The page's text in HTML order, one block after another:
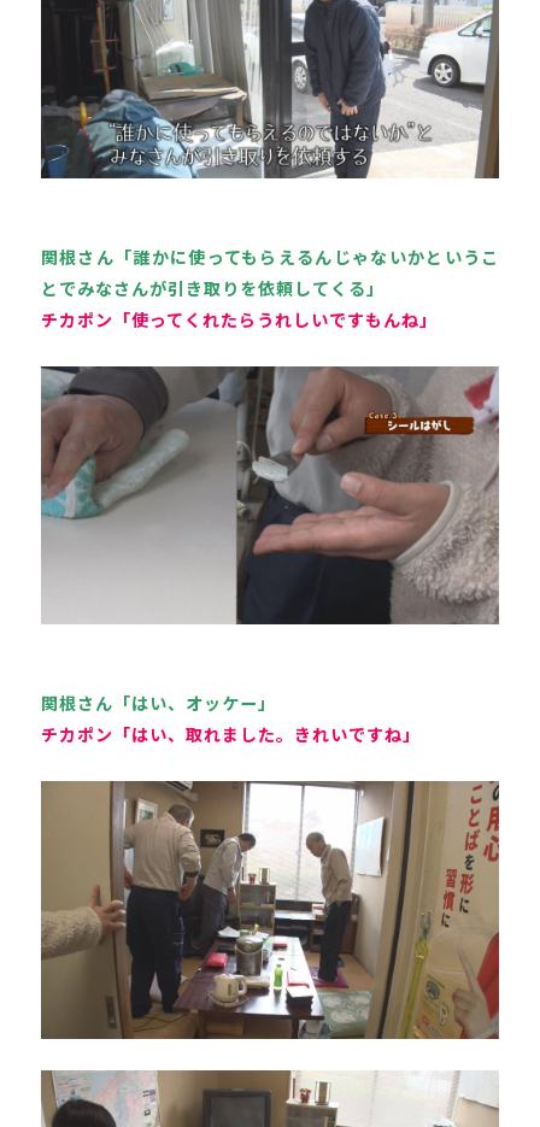
関根さん「誰かに使ってもらえるんじゃないかというこ
とでみなさんが引き取りを依頼してくる」
チカポン「使ってくれたらうれしいですもんね」
関根さん「はい、オッケー」
チカポン「はい、取れました。きれいですね」